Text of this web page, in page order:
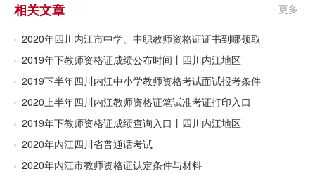
相关文章 更多
2020年四川内江市中学、中职教师资格证证书到哪领取
2019年下教师资格证成绩公布时间丨四川内江地区
2019下半年四川内江中小学教师资格考试面试报考条件
2020上半年四川内江教师资格证笔试准考证打印入口
2019年下教师资格证成绩查询入口丨四川内江地区
2020年内江四川省普通话考试
2020年内江市教师资格证认定条件与材料